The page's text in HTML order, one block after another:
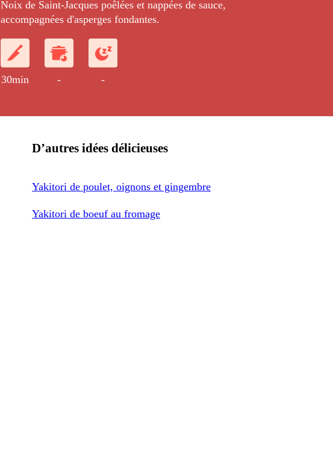
Noix de Saint-Jacques poêlées et nappées de sauce,
accompagnées d'asperges fondantes.
30min - -
D’autres idées délicieuses
Yakitori de poulet, oignons et gingembre
Yakitori de boeuf au fromage